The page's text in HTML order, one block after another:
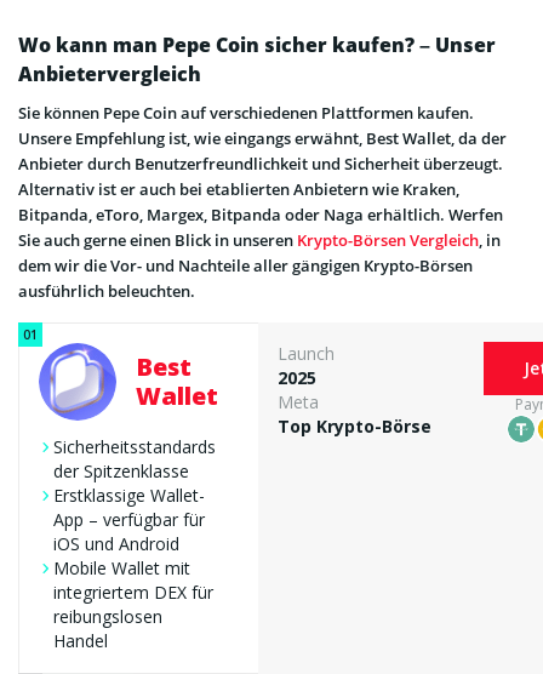
Wo kann man Pepe Coin sicher kaufen? – Unser
Anbietervergleich
Sie können Pepe Coin auf verschiedenen Plattformen kaufen.
Unsere Empfehlung ist, wie eingangs erwähnt, Best Wallet, da der
Anbieter durch Benutzerfreundlichkeit und Sicherheit überzeugt.
Alternativ ist er auch bei etablierten Anbietern wie Kraken,
Bitpanda, eToro, Margex, Bitpanda oder Naga erhältlich. Werfen
Sie auch gerne einen Blick in unseren Krypto-Börsen Vergleich, in
dem wir die Vor- und Nachteile aller gängigen Krypto-Börsen
ausführlich beleuchten.
Best
Wallet
Sicherheitsstandards
der Spitzenklasse
Erstklassige Wallet-
App – verfügbar für
iOS und Android
Mobile Wallet mit
integriertem DEX für
reibungslosen
Handel
Launch
2025
Meta
Top Krypto-Börse